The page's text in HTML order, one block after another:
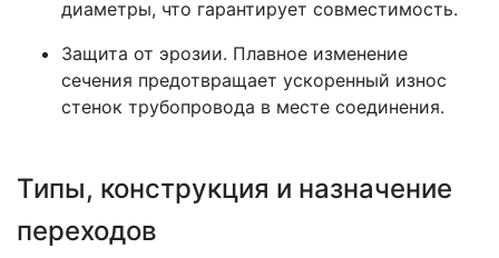
диаметры, что гарантирует совместимость.
Защита от эрозии. Плавное изменение
сечения предотвращает ускоренный износ
стенок трубопровода в месте соединения.
Типы, конструкция и назначение
переходов